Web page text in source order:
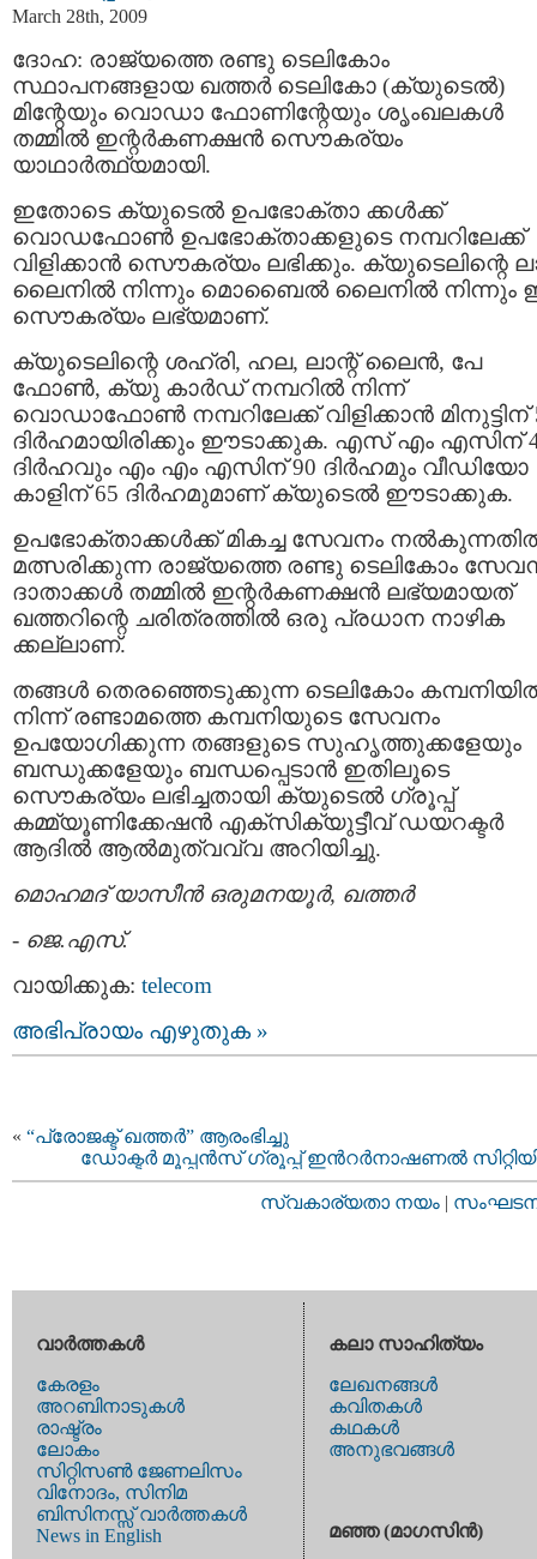
March 28th, 2009
ദോഹ: രാജ്യത്തെ രണ്ടു ടെലികോം
സ്ഥാപനങ്ങളായ ഖത്തര്‍ ടെലികോ (ക്യുടെല്‍)
മിന്റേയും വൊഡാ ഫോണിന്റേയും ശൃംഖലകള്‍
തമ്മില്‍ ഇന്റര്‍കണക്ഷന്‍ സൌകര്യം
യാഥാര്‍ത്ഥ്യമായി.
ഇതോടെ ക്യുടെല്‍ ഉപഭോക്താ ക്കള്‍ക്ക്
വൊഡഫോണ്‍ ഉപഭോക്താക്കളുടെ നമ്പറിലേക്ക്
വിളിക്കാന്‍ സൌകര്യം ലഭിക്കും. ക്യുടെലിന്റെ
ലൈനില്‍ നിന്നും മൊബൈല്‍ ലൈനില്‍
സൌകര്യം ലഭ്യമാണ്.
ക്യുടെലിന്റെ ശഹ്രി, ഹല, ലാന്റ് ലൈന്‍, പേ
ഫോണ്‍, ക്യു കാര്‍ഡ് നമ്പറില്‍ നിന്ന്
വൊഡാഫോണ്‍ നമ്പറിലേക്ക് വിളിക്കാന്‍ മിനുട്ടിന്
ദിര്‍ഹമായിരിക്കും ഈടാക്കുക. എസ് എം എസിന്
ദിര്‍ഹവും എം എം എസിന് 90 ദിര്‍ഹമും വീഡിയോ
കാളിന് 65 ദിര്‍ഹമുമാണ് ക്യുടെല്‍ ഈടാക്കുക.
ഉപഭോക്താക്കള്‍ക്ക് മികച്ച സേവനം
മത്സരിക്കുന്ന രാജ്യത്തെ രണ്ടു ടെലികോം
ദാതാക്കള്‍ തമ്മില്‍ ഇന്റര്‍കണക്ഷന്‍ ലഭ്യമായത്
ഖത്തറിന്റെ ചരിത്രത്തില്‍ ഒരു പ്രധാന നാഴിക
ക്കല്ലാണ്.
തങ്ങള്‍ തെരഞ്ഞെടുക്കുന്ന ടെലികോം
നിന്ന് രണ്ടാമത്തെ കമ്പനിയുടെ സേവനം
ഉപയോഗിക്കുന്ന തങ്ങളുടെ സുഹൃത്തുക്കളേയും
ബന്ധുക്കളേയും ബന്ധപ്പെടാന്‍ ഇതിലൂടെ
സൌകര്യം ലഭിച്ചതായി ക്യുടെല്‍ ഗ്രൂപ്പ്
കമ്മ്യൂണിക്കേഷന്‍ എക്സിക്യുട്ടീവ് ഡയറക്ടര്‍
ആദില്‍ ആല്‍മുത്വവ്വ അറിയിച്ചു.
മൊഹമദ് യാസീന്‍ ഒരുമനയൂര്‍, ഖത്തര്‍
- ജെ.എസ്.
വായിക്കുക: telecom
അഭിപ്രായം എഴുതുക »
« “പ്രോജക്ട് ഖത്തര്‍” ആരംഭിച്ചു
ഡോക്ടര്‍ മൂപ്പന്‍സ് ഗ്രൂപ്പ് ഇന്‍റര്‍നാഷണല്‍
സ്വകാര്യതാ നയം |
വാര്‍ത്തകള്‍
കേരളം
അറബിനാടുകള്‍
രാഷ്ട്രം
ലോകം
സിറ്റിസണ്‍ ജേണലിസം
വിനോദം, സിനിമ
ബിസിനസ്സ് വാര്‍ത്തകള്‍
News in English
കലാ സാഹിത്യം
ലേഖനങ്ങള്‍
കവിതകള്‍
കഥകള്‍
അനുഭവങ്ങള്‍
മഞ്ഞ (മാഗസിന്‍)